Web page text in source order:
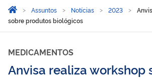
Você está aqui:
Página Inicial
Assuntos Notícias 2023
sobre produtos biológicos
MEDICAMENTOS
Anvisa realiza workshop